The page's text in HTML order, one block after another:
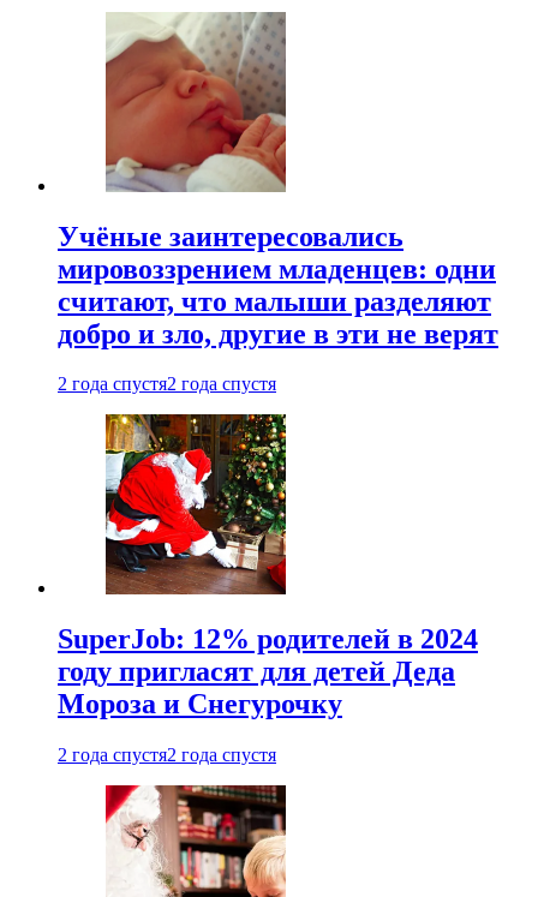
Учёные заинтересовались
мировоззрением младенцев: одни
считают, что малыши разделяют
добро и зло, другие в эти не верят
2 года спустя2 года спустя
SuperJob: 12% родителей в 2024
году пригласят для детей Деда
Мороза и Снегурочку
2 года спустя2 года спустя